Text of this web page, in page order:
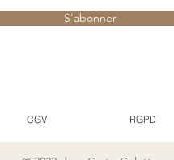
S'abonner
CGV RGPD